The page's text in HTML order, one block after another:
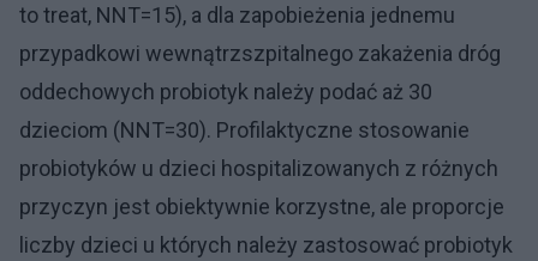
to treat, NNT=15), a dla zapobieżenia jednemu
przypadkowi wewnątrzszpitalnego zakażenia dróg
oddechowych probiotyk należy podać aż 30
dzieciom (NNT=30). Profilaktyczne stosowanie
probiotyków u dzieci hospitalizowanych z różnych
przyczyn jest obiektywnie korzystne, ale proporcje
liczby dzieci u których należy zastosować probiotyk